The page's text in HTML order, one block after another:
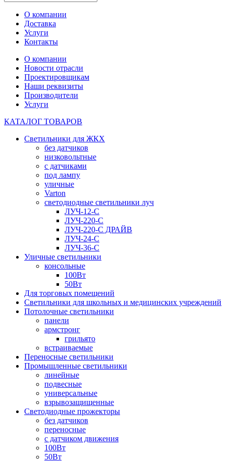
О компании
Доставка
Услуги
Контакты
О компании
Новости отрасли
Проектировщикам
Наши реквизиты
Производители
Услуги
КАТАЛОГ ТОВАРОВ
Светильники для ЖКХ
без датчиков
низковольтные
с датчиками
под лампу
уличные
Varton
светодиодные светильники луч
ЛУЧ-12-С
ЛУЧ-220-С
ЛУЧ-220-С ДРАЙВ
ЛУЧ-24-С
ЛУЧ-36-С
Уличные светильники
консольные
100Вт
50Вт
Для торговых помещений
Светильники для школьных и медицинских учреждений
Потолочные светильники
панели
армстронг
грильято
встраиваемые
Переносные светильники
Промышленные светильники
линейные
подвесные
универсальные
взрывозащищенные
Светодиодные прожекторы
без датчиков
переносные
с датчиком движения
100Вт
50Вт